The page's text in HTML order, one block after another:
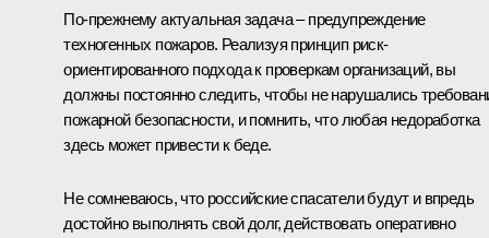
По-прежнему актуальная задача – предупреждение
техногенных пожаров. Реализуя принцип риск-
ориентированного подхода к проверкам организаций, вы
должны постоянно следить, чтобы не нарушались
пожарной безопасности, и помнить, что любая недоработка
здесь может привести к беде.
Не сомневаюсь, что российские спасатели будут и впредь
достойно выполнять свой долг, действовать оперативно